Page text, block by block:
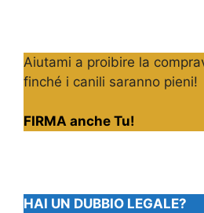
Aiutami a proibire la
finché i canili saranno pieni!
FIRMA anche Tu!
HAI UN DUBBIO LEGALE?